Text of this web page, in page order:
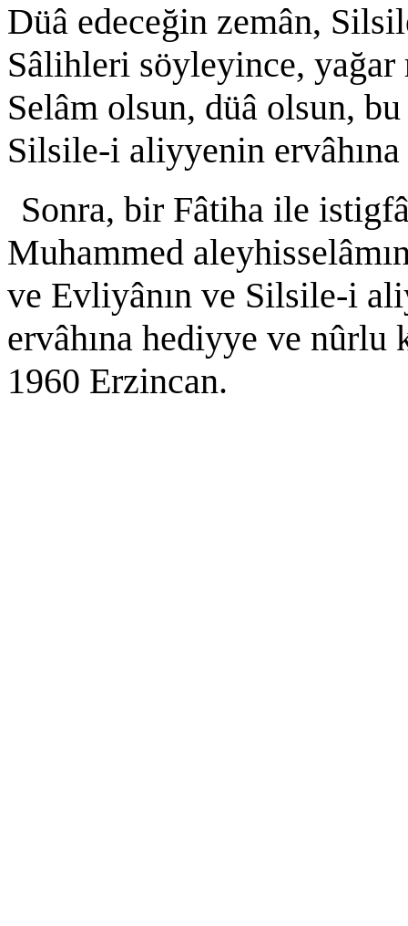
Düâ edeceğin zemân,
Sâlihleri söyleyince,
Selâm olsun, düâ olsun,
Silsile-i aliyyenin
Sonra, bir Fâtiha ile
Muhammed
ve Evliyânın ve Silsile-i
ervâhına hediyye ve
1960 Erzincan.